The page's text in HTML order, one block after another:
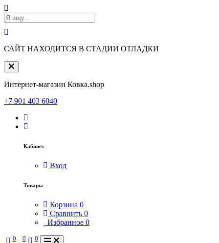
САЙТ НАХОДИТСЯ В СТАДИИ ОТЛАДКИ
Интернет-магазин Ковка.shop
+7 901 403 6040
Кабинет
Вход
Товары
Корзина 0
Сравнить 0
Избранное 0
0 0 0